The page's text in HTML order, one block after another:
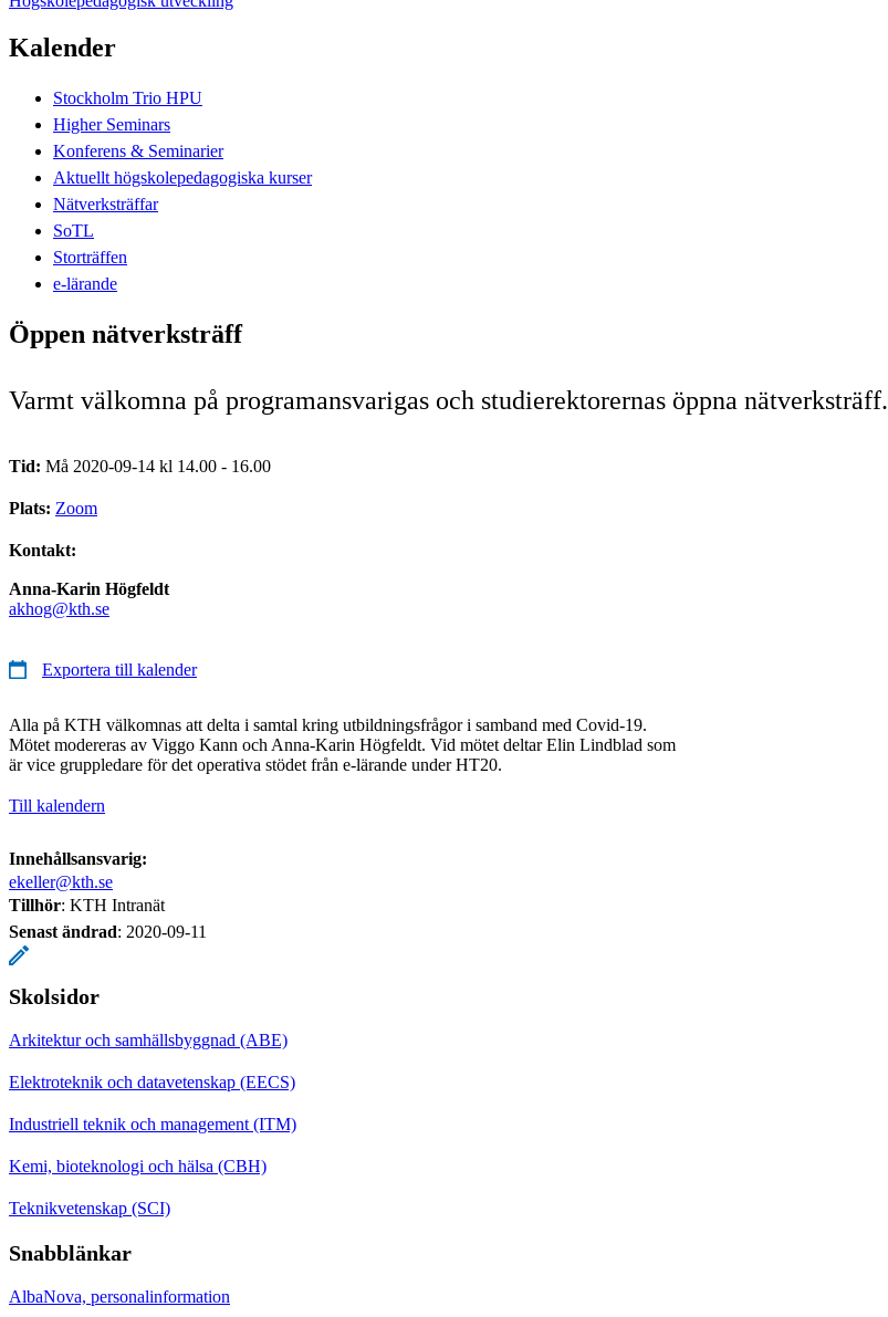
Kalender
Stockholm Trio HPU
Higher Seminars
Konferens & Seminarier
Aktuellt högskolepedagogiska kurser
Nätverksträffar
SoTL
Storträffen
e-lärande
Öppen nätverksträff
Varmt välkomna på programansvarigas och studierektorernas öppna nätverksträff.
Tid: Må 2020-09-14 kl 14.00 - 16.00
Plats: Zoom
Kontakt:
Anna-Karin Högfeldt
akhog@kth.se
Exportera till kalender
Alla på KTH välkomnas att delta i samtal kring utbildningsfrågor i samband med Covid-19.
Mötet modereras av Viggo Kann och Anna-Karin Högfeldt. Vid mötet deltar Elin Lindblad som
är vice gruppledare för det operativa stödet från e-lärande under HT20.
Till kalendern
Innehållsansvarig:
ekeller@kth.se
Tillhör: KTH Intranät
Senast ändrad: 2020-09-11
Skolsidor
Arkitektur och samhällsbyggnad (ABE)
Elektroteknik och datavetenskap (EECS)
Industriell teknik och management (ITM)
Kemi, bioteknologi och hälsa (CBH)
Teknikvetenskap (SCI)
Snabblänkar
AlbaNova, personalinformation